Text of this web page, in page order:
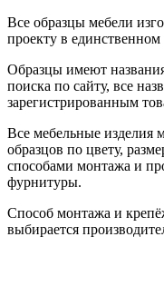
Все образцы мебели
проекту в единственном
Образцы имеют
поиска по сайту, все
зарегистрированным
Все мебельные изделия
образцов по цвету,
способами монтажа и
фурнитуры.
Способ монтажа и
выбирается